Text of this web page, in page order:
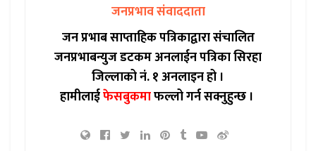
जनप्रभाव संवाददाता
जन प्रभाब साप्ताहिक पत्रिकाद्वारा संचालित
जनप्रभाबन्युज डटकम अनलाईन पत्रिका सिरहा
जिल्लाको नं. १ अनलाइन हो ।
हामीलाईफेसबुकमाफल्लो गर्न सक्नुहुन्छ ।